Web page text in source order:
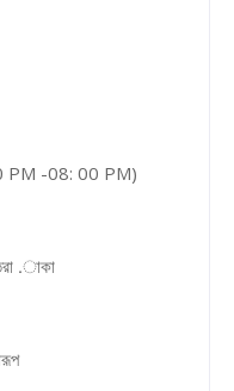
PM -08: 00 PM)
.াকা